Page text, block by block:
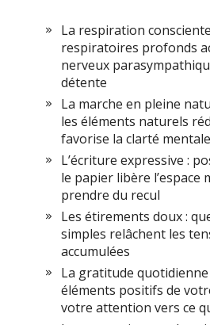
La respiration
respiratoires profonds
nerveux
détente
La marche en pleine
les éléments naturels
favorise la clarté mentale
L’écriture expressive :
le papier libère l’espace
prendre du recul
Les étirements doux :
simples relâchent les
accumulées
La gratitude
éléments positifs de
votre attention vers ce